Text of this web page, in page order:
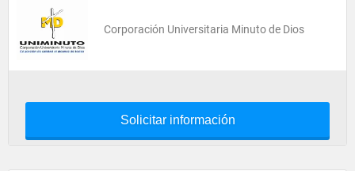
Corporación Universitaria Minuto de Dios
Solicitar información